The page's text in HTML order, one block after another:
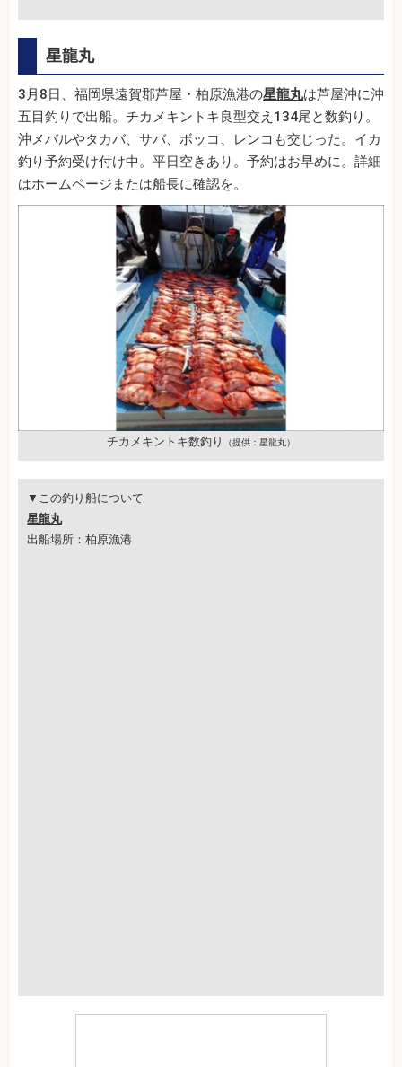
星龍丸
3月8日、福岡県遠賀郡芦屋・柏原漁港の星龍丸は芦屋沖に沖
五目釣りで出船。チカメキントキ良型交え134尾と数釣り。
沖メバルやタカバ、サバ、ボッコ、レンコも交じった。イカ
釣り予約受け付け中。平日空きあり。予約はお早めに。詳細
はホームページまたは船長に確認を。
チカメキントキ数釣り （提供：星龍丸）
▼この釣り船について
星龍丸
出船場所：柏原漁港